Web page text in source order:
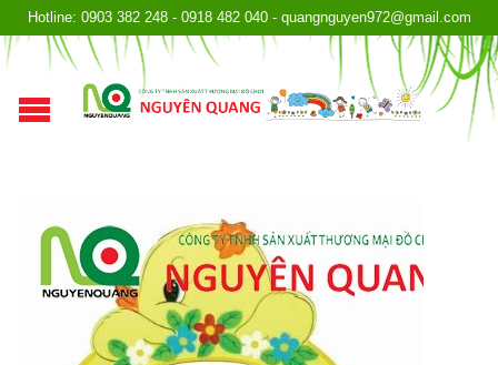
Hotline: 0903 382 248 - 0918 482 040 - quangnguyen972@gmail.com